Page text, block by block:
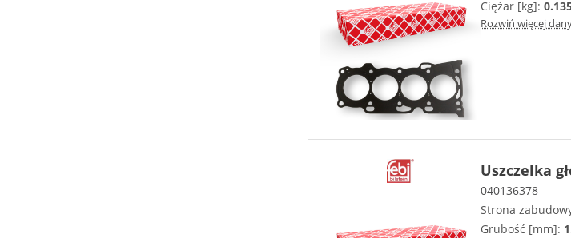
Ciężar [kg]:
Rozwiń więcej
Uszczelka
040136378
Strona
Grubość [mm]: